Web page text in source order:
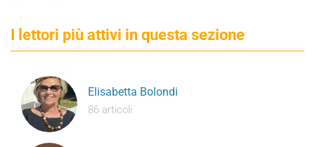
I lettori più attivi in questa sezione
Elisabetta Bolondi
86 articoli